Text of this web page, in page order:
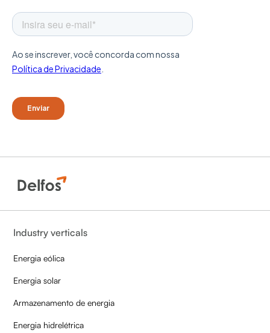
Industry verticals
Energia eólica
Energia solar
Armazenamento de energia
Energia hidrelétrica